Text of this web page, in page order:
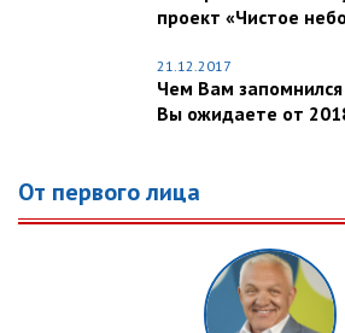
проект «Чистое
21.12.2017
Чем Вам
Вы ожидаете от
От первого лица